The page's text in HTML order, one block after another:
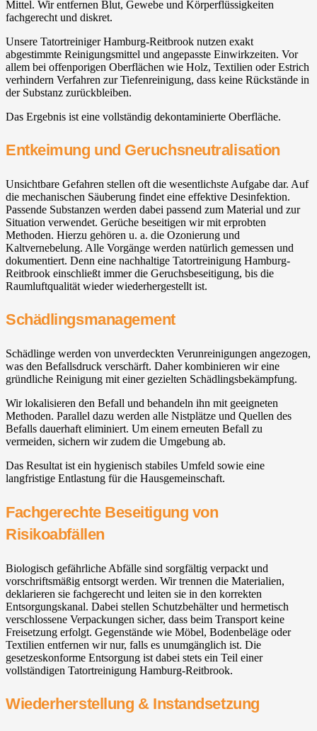
Mittel. Wir entfernen Blut, Gewebe und Körperflüssigkeiten
fachgerecht und diskret.
Unsere Tatortreiniger Hamburg-Reitbrook nutzen exakt
abgestimmte Reinigungsmittel und angepasste Einwirkzeiten. Vor
allem bei offenporigen Oberflächen wie Holz, Textilien oder Estrich
verhindern Verfahren zur Tiefenreinigung, dass keine Rückstände in
der Substanz zurückbleiben.
Das Ergebnis ist eine vollständig dekontaminierte Oberfläche.
Entkeimung und Geruchsneutralisation
Unsichtbare Gefahren stellen oft die wesentlichste Aufgabe dar. Auf
die mechanischen Säuberung findet eine effektive Desinfektion.
Passende Substanzen werden dabei passend zum Material und zur
Situation verwendet. Gerüche beseitigen wir mit erprobten
Methoden. Hierzu gehören u. a. die Ozonierung und
Kaltvernebelung. Alle Vorgänge werden natürlich gemessen und
dokumentiert. Denn eine nachhaltige Tatortreinigung Hamburg-
Reitbrook einschließt immer die Geruchsbeseitigung, bis die
Raumluftqualität wieder wiederhergestellt ist.
Schädlingsmanagement
Schädlinge werden von unverdeckten Verunreinigungen angezogen,
was den Befallsdruck verschärft. Daher kombinieren wir eine
gründliche Reinigung mit einer gezielten Schädlingsbekämpfung.
Wir lokalisieren den Befall und behandeln ihn mit geeigneten
Methoden. Parallel dazu werden alle Nistplätze und Quellen des
Befalls dauerhaft eliminiert. Um einem erneuten Befall zu
vermeiden, sichern wir zudem die Umgebung ab.
Das Resultat ist ein hygienisch stabiles Umfeld sowie eine
langfristige Entlastung für die Hausgemeinschaft.
Fachgerechte Beseitigung von
Risikoabfällen
Biologisch gefährliche Abfälle sind sorgfältig verpackt und
vorschriftsmäßig entsorgt werden. Wir trennen die Materialien,
deklarieren sie fachgerecht und leiten sie in den korrekten
Entsorgungskanal. Dabei stellen Schutzbehälter und hermetisch
verschlossene Verpackungen sicher, dass beim Transport keine
Freisetzung erfolgt. Gegenstände wie Möbel, Bodenbeläge oder
Textilien entfernen wir nur, falls es unumgänglich ist. Die
gesetzeskonforme Entsorgung ist dabei stets ein Teil einer
vollständigen Tatortreinigung Hamburg-Reitbrook.
Wiederherstellung & Instandsetzung